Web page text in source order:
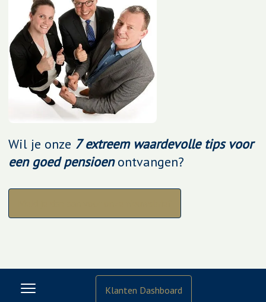
Wil je onze 7 extreem waardevolle tips voor
een goed pensioenontvangen?
Klanten Dashboard